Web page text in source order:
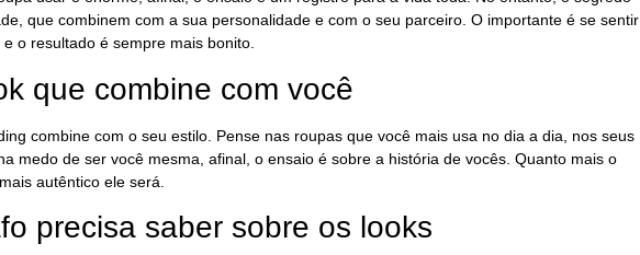
que combinem com a sua personalidade e com o seu parceiro. O importante é se sentir
o resultado é sempre mais bonito.
que combine com você
combine com o seu estilo. Pense nas roupas que você mais usa no dia a dia, nos seus
medo de ser você mesma, afinal, o ensaio é sobre a história de vocês. Quanto mais o
autêntico ele será.
precisa saber sobre os looks